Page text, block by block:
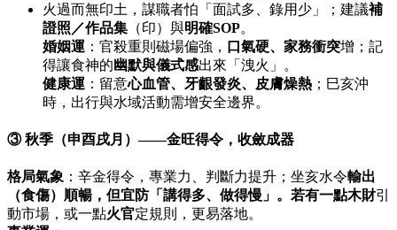
火過而無印土，謀職者怕「面試多、錄用少」；建議補
證照／作品集 （印）與明確SOP。
婚姻運 ：官殺重則磁場偏強， 口氣硬、家務衝突增；記
得讓食神的幽默與儀式感出來「洩火」。
健康運 ：留意心血管、牙齦發炎、皮膚燥熱 ；巳亥沖
時，出行與水域活動需增安全邊界。
③ 秋季（申酉戌月）——金旺得令，收斂成器
格局氣象 ：辛金得令，專業力、判斷力提升；坐亥水令輸出
（食傷） 順暢，但宜防「講得多、做得慢」。若有一點木財引
動市場，或一點火官定規則，更易落地。